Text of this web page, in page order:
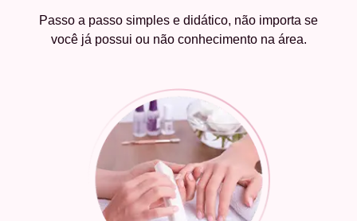
Passo a passo simples e didático, não importa se
você já possui ou não conhecimento na área.